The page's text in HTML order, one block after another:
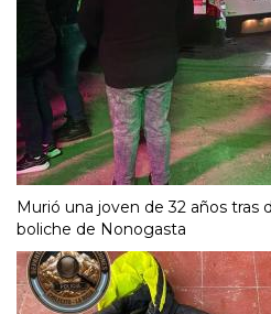
Murió una joven de 32 años tras
boliche de Nonogasta